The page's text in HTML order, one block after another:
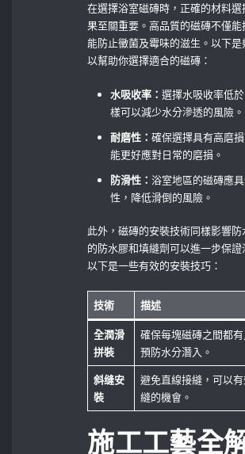
在選擇浴室磁磚時，正確的材料
果至關重要。高品質的磁磚不僅
能防止黴菌及霉味的滋生。以下
以幫助你選擇適合的磁磚：
水吸收率：選擇水吸收率低
樣可以減少水分滲透的風險。
耐磨性：確保選擇具有高磨
能更好應對日常的磨損。
防滑性：浴室地區的磁磚應
性，降低滑倒的風險。
此外，磁磚的安裝技術同樣影響
的防水膠和填縫劑可以進一步保證
以下是一些有效的安裝技巧：
技術 描述
全潤滑
拼裝
確保每塊磁磚之間都有
預防水分潛入。
斜缝安
裝
避免直線接縫，可以
縫的機會。
施工工藝全